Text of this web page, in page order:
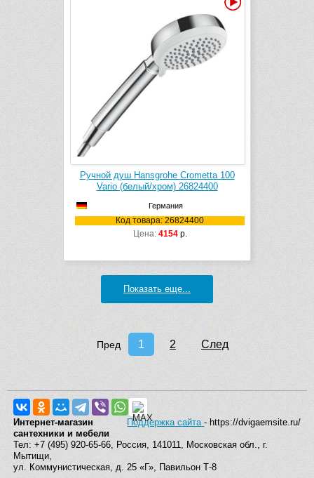
Ручной душ Hansgrohe Crometta 100
Vario (белый/хром) 26824400
Германия
Код товара: 26824400
Цена: 4154р.
Показать еще...
Пред 1 2 След
Поддержка сайта- https://dvigaemsite.ru/
Интернет-магазин
сантехники и мебели
Тел: +7 (495) 920-65-66, Россия, 141011, Московская обл., г.
Мытищи,
ул. Коммунистическая, д. 25 «Г», Павильон Т-8